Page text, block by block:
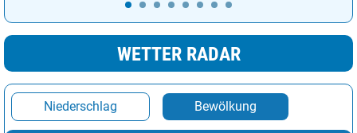
WETTER RADAR
Niederschlag Bewölkung